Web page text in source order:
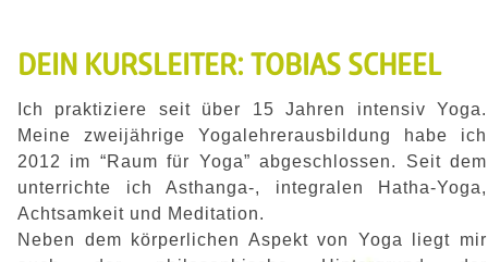
DEIN KURSLEITER: TOBIAS SCHEEL
Ich praktiziere seit über 15 Jahren intensiv Yoga.
Meine zweijährige Yogalehrerausbildung habe ich
2012 im “Raum für Yoga” abgeschlossen. Seit dem
unterrichte ich Asthanga-, integralen Hatha-Yoga,
Achtsamkeit und Meditation.
Neben dem körperlichen Aspekt von Yoga liegt mir